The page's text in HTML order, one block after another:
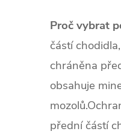
Proč vybrat
částí
chráněna
obsahuje
mozolů.
přední částí